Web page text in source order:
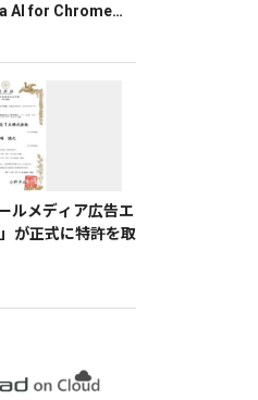
AI for Chrome」
ルメディア広告エ
が正式に特許を取